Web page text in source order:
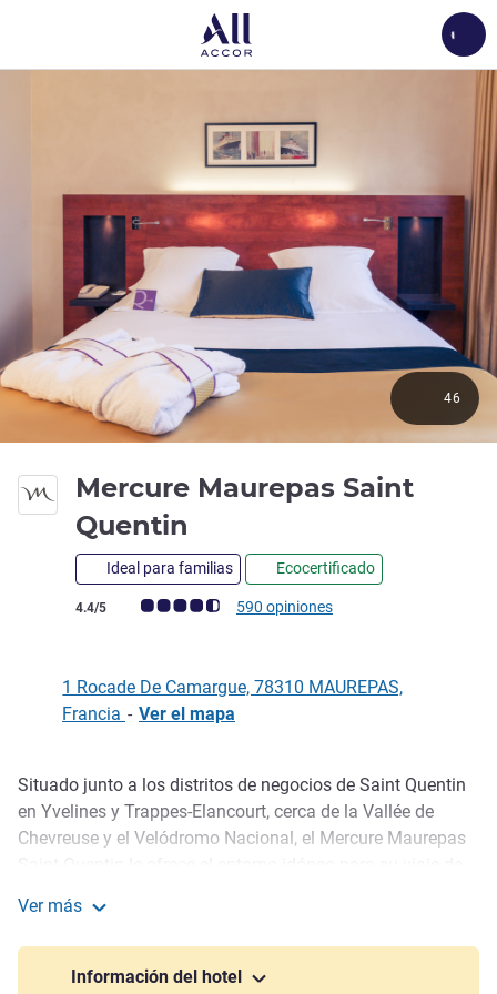
Mercure Maurepas Saint
Quentin
Ideal para familias Ecocertificado
Nota de clientes de Avis (Clasificación de ALL)
4.4/5 590 opiniones
46
1 Rocade De Camargue, 78310 MAUREPAS,
Francia - Ver el mapa
Descripción
Situado junto a los distritos de negocios de Saint Quentin
en Yvelines y Trappes-Elancourt, cerca de la Vallée de
Chevreuse y el Velódromo Nacional, el Mercure Maurepas
en los cruceros trasatlánticos. El restaurante Le Transat
sirve comida casera y cuenta con terraza al aire libre.
Ofrecemos 5 salas de reuniones con capacidad para un
Ver más
Información del hotel